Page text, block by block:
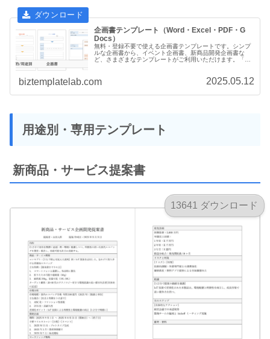
企画書テンプレート（Word・Excel・PDF・G
Docs）
無料・登録不要で使える企画書テンプレートです。シンプ
ルな企画書から、イベント企画書、新商品開発企画書な
ど、さまざまなテンプレートがご利用いただけます。「フ
biztemplatelab.com 2025.05.12
用途別・専用テンプレート
新商品・サービス提案書
13641 ダウンロード